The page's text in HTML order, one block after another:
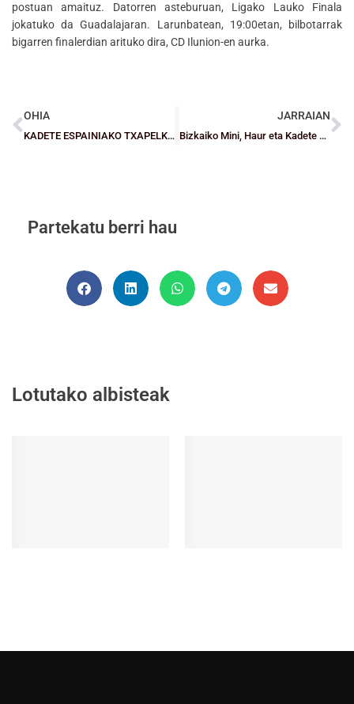
postuan amaituz. Datorren asteburuan, Ligako Lauko Finala
jokatuko da Guadalajaran. Larunbatean, 19:00etan, bilbotarrak
bigarren finalerdian arituko dira, CD Ilunion-en aurka.
OHIA
KADETE ESPAINIAKO TXAPELKETA: Denboraldiaren amaiera gure taldeentzat
JARRAIAN
Bizkaiko Mini, Haur eta Kadete mailako aurreselekzioak ekainaren 7an hasiko dira lanean
Partekatu berri hau
Lotutako albisteak